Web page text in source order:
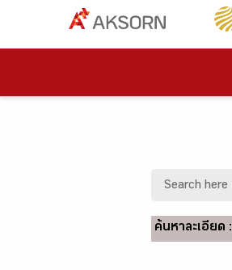
ค้นหาละเอียด :